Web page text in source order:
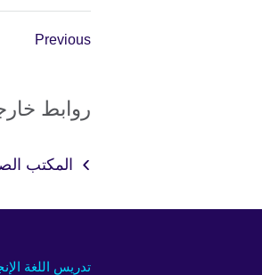
Previous
روابط
المكتب
تدريس اللغة